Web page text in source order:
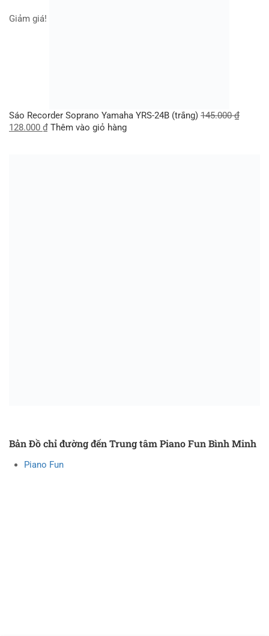
Giảm giá!
Sáo Recorder Soprano Yamaha YRS-24B (trắng) 145.000₫
128.000 ₫ Thêm vào giỏ hàng
Bản Đồ chỉ đường đến Trung tâm Piano Fun Bình Minh
Piano Fun